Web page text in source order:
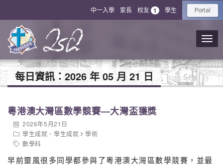
中一入學 家長 校友 1 學生 Portal
每日資訊： 2026 年 05 月 21 日
粵港澳大灣區數學競賽—大灣盃獲獎
2026年5月21日
學生成就 、學生成就
學術
數學科
早前靈風很多同學都參與了粵港澳大灣區數學競賽，並最